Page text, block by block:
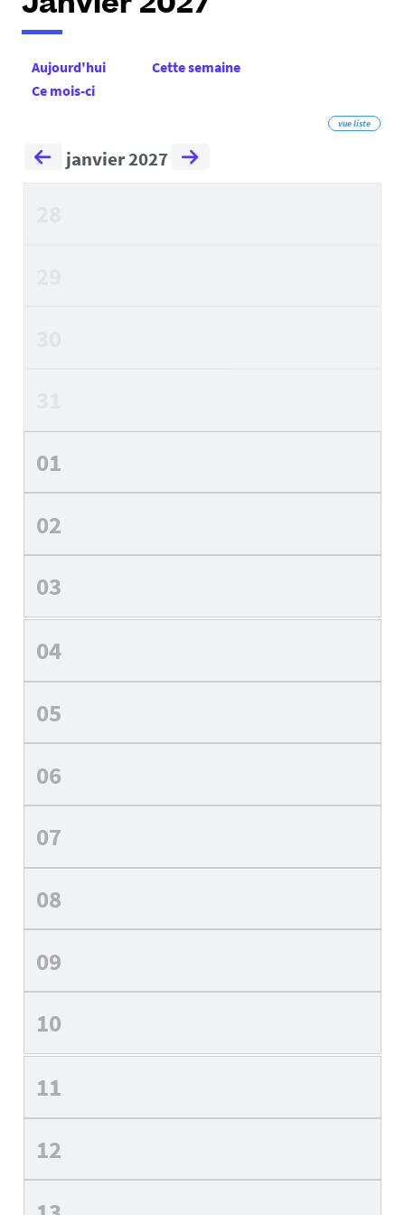
Janvier 2027
Aujourd'hui
Cette semaine
Ce mois-ci
vue liste
janvier 2027
01
02
03
04
05
06
07
08
09
10
11
12